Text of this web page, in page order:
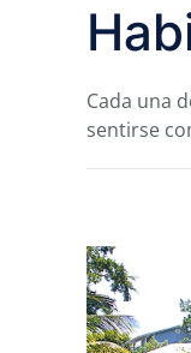
Cada una
sentirse